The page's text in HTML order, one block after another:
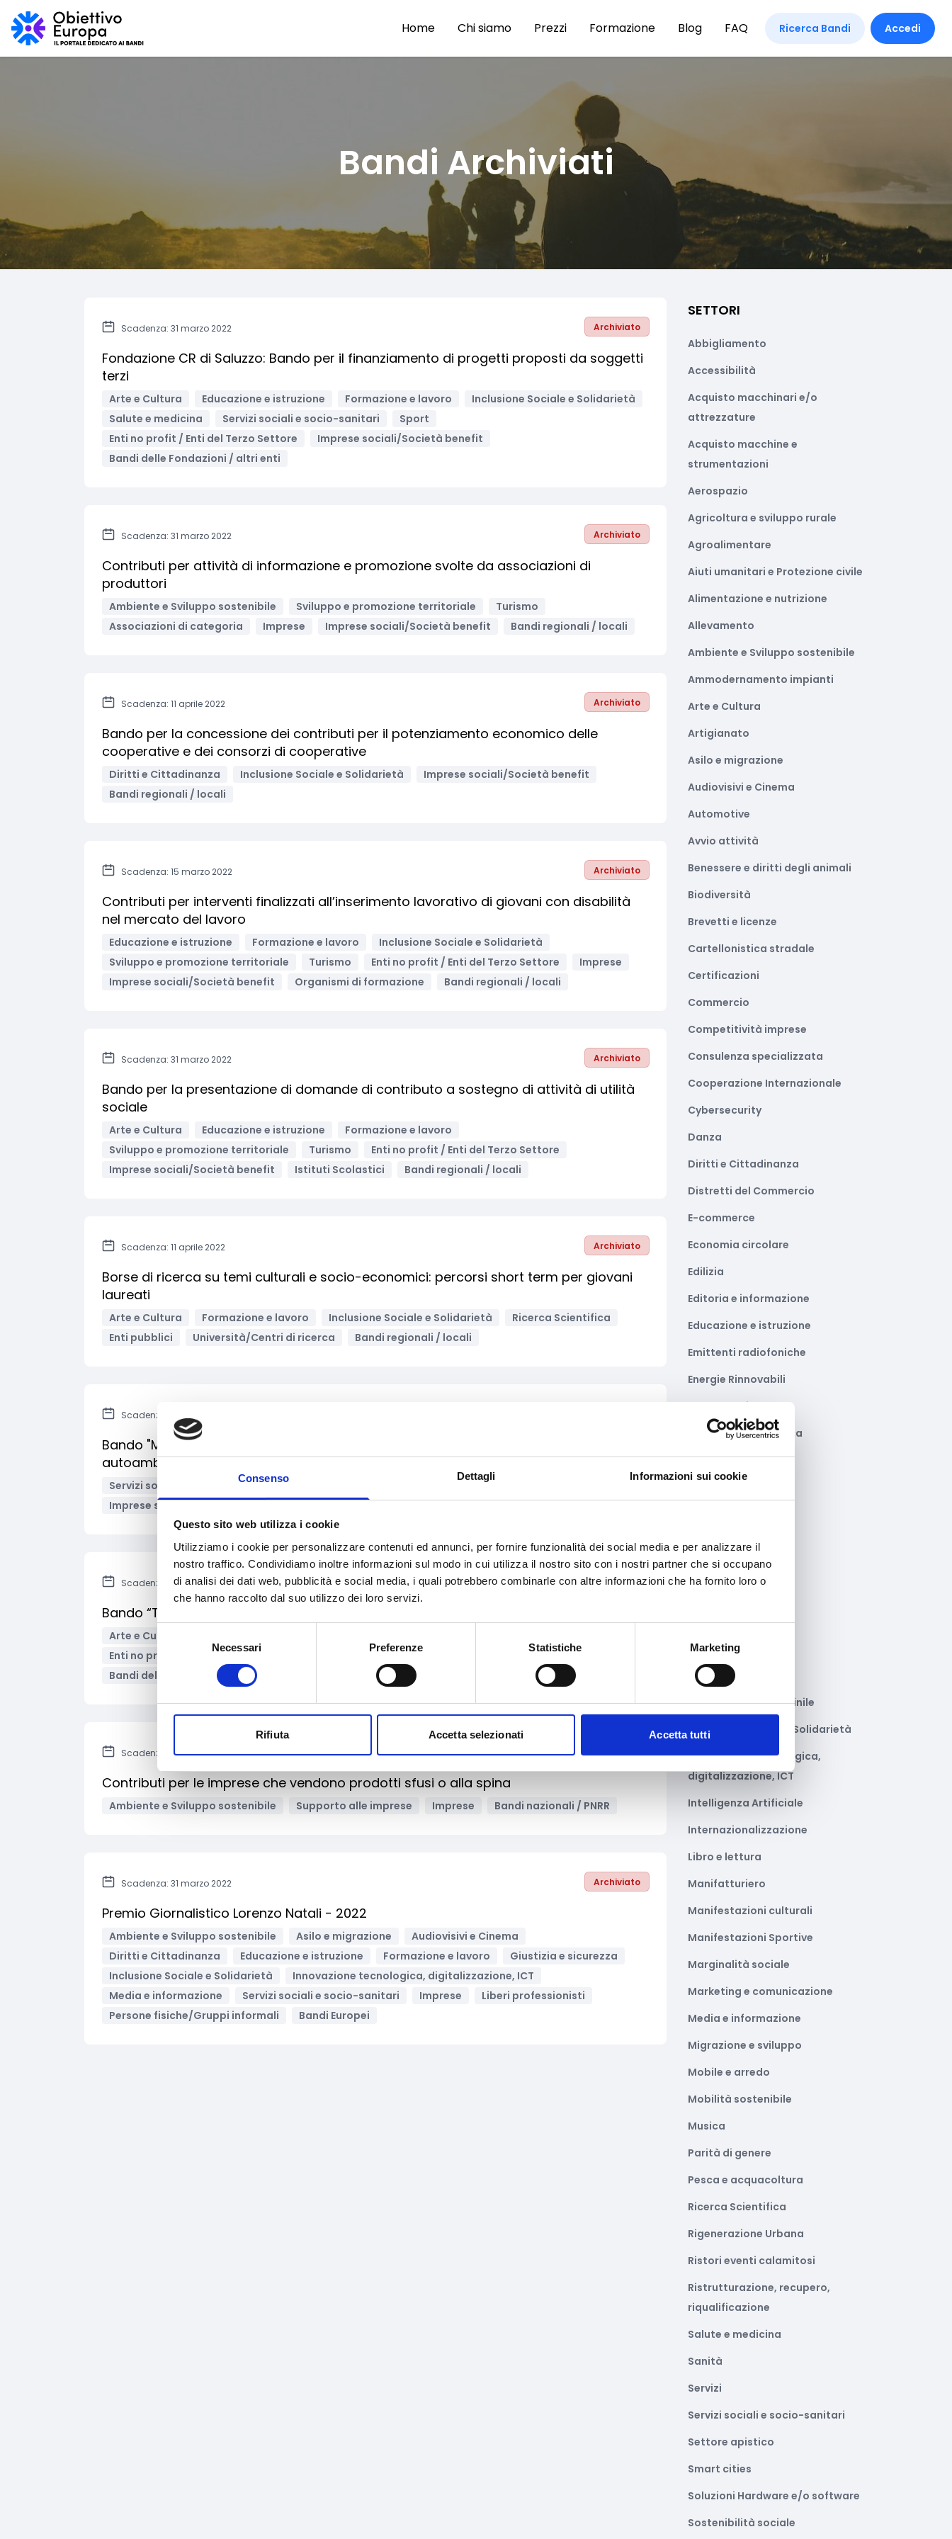
Consenso Dettagli Informazioni sui cookie
Questo sito web utilizza i cookie
Utilizziamo i cookie per personalizzare contenuti ed annunci, per fornire funzionalità dei social media e per analizzare il
nostro traffico. Condividiamo inoltre informazioni sul modo in cui utilizza il nostro sito con i nostri partner che si occupano
di analisi dei dati web, pubblicità e social media, i quali potrebbero combinarle con altre informazioni che ha fornito loro o
che hanno raccolto dal suo utilizzo dei loro servizi.
Necessari Preferenze Statistiche Marketing
Rifiuta Accetta selezionati Accetta tutti
Home Chi siamo Prezzi Formazione Blog FAQ Ricerca Bandi Accedi
Bandi Archiviati
Scadenza: 31 marzo 2022 Archiviato
Fondazione CR di Saluzzo: Bando per il finanziamento di progetti proposti da soggetti
terzi
Arte e Cultura Educazione e istruzione Formazione e lavoro
Inclusione Sociale e Solidarietà
Salute e medicina
Servizi sociali e socio-sanitari
Sport
Enti no profit / Enti del Terzo Settore
Imprese sociali/Società benefit
Bandi delle Fondazioni / altri enti
Scadenza: 31 marzo 2022 Archiviato
Contributi per attività di informazione e promozione svolte da associazioni di
produttori
Ambiente e Sviluppo sostenibile Sviluppo e promozione territoriale
Turismo
Associazioni di categoria
Imprese Imprese sociali/Società benefit Bandi regionali / locali
Scadenza: 11 aprile 2022 Archiviato
Bando per la concessione dei contributi per il potenziamento economico delle
cooperative e dei consorzi di cooperative
Diritti e Cittadinanza Inclusione Sociale e Solidarietà
Imprese sociali/Società benefit
Bandi regionali / locali
Scadenza: 15 marzo 2022 Archiviato
Contributi per interventi finalizzati all’inserimento lavorativo di giovani con disabilità
nel mercato del lavoro
Educazione e istruzione Formazione e lavoro
Inclusione Sociale e Solidarietà
Sviluppo e promozione territoriale
Turismo Enti no profit / Enti del Terzo Settore
Imprese
Imprese sociali/Società benefit
Organismi di formazione Bandi regionali / locali
Scadenza: 31 marzo 2022 Archiviato
Bando per la presentazione di domande di contributo a sostegno di attività di utilità
sociale
Arte e Cultura Educazione e istruzione
Formazione e lavoro
Sviluppo e promozione territoriale
Turismo
Enti no profit / Enti del Terzo Settore
Imprese sociali/Società benefit
Istituti Scolastici Bandi regionali / locali
Scadenza: 11 aprile 2022 Archiviato
Borse di ricerca su temi culturali e socio-economici: percorsi short term per giovani
laureati
Arte e Cultura Formazione e lavoro Inclusione Sociale e Solidarietà
Ricerca Scientifica
Enti pubblici
Università/Centri di ricerca Bandi regionali / locali
Scadenza: 7 aprile 2022
Bando "Mettiamoci in moto!" per l’acquisto e la manutenzione di automezzi e
autoambulanze
Servizi sociali e socio-sanitari
Enti no profit / Enti del Terzo Settore
Imprese sociali/Società benefit
Scadenza: 15 aprile 2022 Archiviato
Bando “Terre Belle” 2022
Arte e Cultura
Enti no profit / Enti del Terzo Settore
Enti pubblici
Imprese sociali/Società benefit
Bandi delle Fondazioni / altri enti
Scadenza: 30 aprile 2022
Contributi per le imprese che vendono prodotti sfusi o alla spina
Ambiente e Sviluppo sostenibile Supporto alle imprese Imprese Bandi nazionali / PNRR
Scadenza: 31 marzo 2022 Archiviato
Premio Giornalistico Lorenzo Natali - 2022
Ambiente e Sviluppo sostenibile Asilo e migrazione
Audiovisivi e Cinema
Diritti e Cittadinanza
Educazione e istruzione Formazione e lavoro
Giustizia e sicurezza
Inclusione Sociale e Solidarietà
Innovazione tecnologica, digitalizzazione, ICT
Media e informazione
Servizi sociali e socio-sanitari Imprese
Liberi professionisti
Persone fisiche/Gruppi informali
Bandi Europei
SETTORI
Abbigliamento
Accessibilità
Acquisto macchinari e/o
attrezzature
Acquisto macchine e
strumentazioni
Aerospazio
Agricoltura e sviluppo rurale
Agroalimentare
Aiuti umanitari e Protezione civile
Alimentazione e nutrizione
Allevamento
Ambiente e Sviluppo sostenibile
Ammodernamento impianti
Arte e Cultura
Artigianato
Asilo e migrazione
Audiovisivi e Cinema
Automotive
Avvio attività
Benessere e diritti degli animali
Biodiversità
Brevetti e licenze
Cartellonistica stradale
Certificazioni
Commercio
Competitività imprese
Consulenza specializzata
Cooperazione Internazionale
Cybersecurity
Danza
Diritti e Cittadinanza
Distretti del Commercio
E-commerce
Economia circolare
Edilizia
Editoria e informazione
Educazione e istruzione
Emittenti radiofoniche
Energie Rinnovabili
Farmaceutico
Farmacia e/o chimica
Fashion
Formazione e lavoro
Fotovoltaico
Giustizia e sicurezza
Green economy
Impianti sportivi
Imprenditoria femminile
Inclusione Sociale e Solidarietà
Innovazione tecnologica,
digitalizzazione, ICT
Intelligenza Artificiale
Internazionalizzazione
Libro e lettura
Manifatturiero
Manifestazioni culturali
Manifestazioni Sportive
Marginalità sociale
Marketing e comunicazione
Media e informazione
Migrazione e sviluppo
Mobile e arredo
Mobilità sostenibile
Musica
Parità di genere
Pesca e acquacoltura
Ricerca Scientifica
Rigenerazione Urbana
Ristori eventi calamitosi
Ristrutturazione, recupero,
riqualificazione
Salute e medicina
Sanità
Servizi
Servizi sociali e socio-sanitari
Settore apistico
Smart cities
Soluzioni Hardware e/o software
Sostenibilità sociale